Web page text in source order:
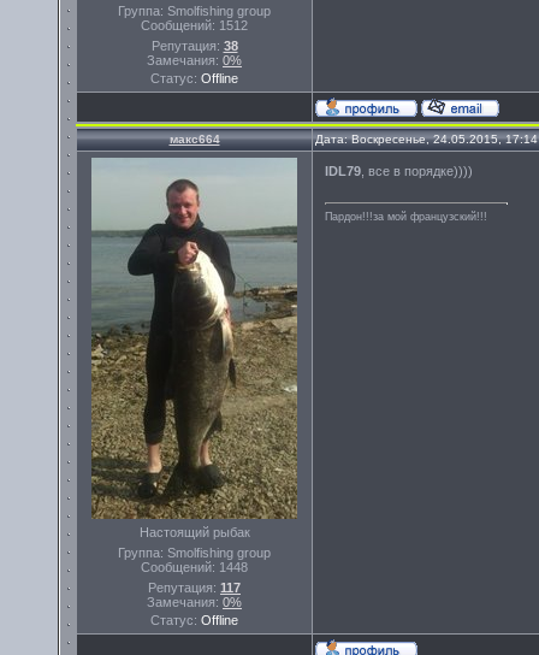
Группа: Smolfishing group
Сообщений: 1512
Репутация: 38
Замечания: 0%
Статус: Offline
макс664 Дата: Воскресенье, 24.05.2015,
Настоящий рыбак
Группа: Smolfishing group
Сообщений: 1448
Репутация: 117
Замечания: 0%
Статус: Offline
IDL79 , все в порядке))))
Пардон!!!за мой французский!!!